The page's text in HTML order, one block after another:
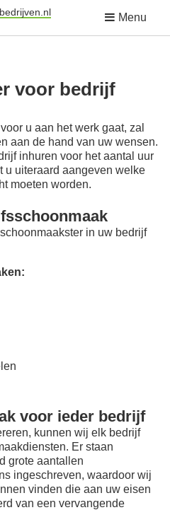
Menu
voor bedrijf
u aan het werk gaat, zal
aan de hand van uw wensen.
inhuren voor het aantal uur
u uiteraard aangeven welke
moeten worden.
in uw bedrijf
voor ieder bedrijf
kunnen wij elk bedrijf
Er staan
grote aantallen
ingeschreven, waardoor wij
vinden die aan uw eisen
van een vervangende